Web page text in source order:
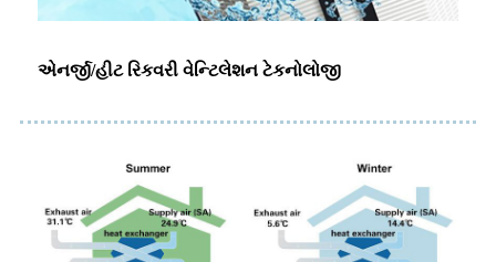
એનર્જી/હીટ રિકવરી વેન્ટિલેશન ટેકનોલોજી